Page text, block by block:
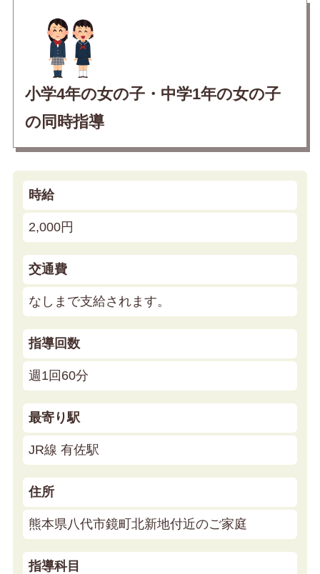
小学4年の女の子・中学1年の女の子
の同時指導
時給
2,000円
交通費
なしまで支給されます。
指導回数
週1回60分
最寄り駅
JR線 有佐駅
住所
熊本県八代市鏡町北新地付近のご家庭
指導科目